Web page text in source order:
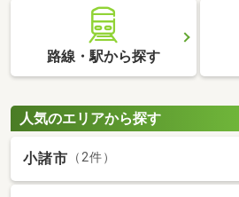
路線・駅から探す
人気のエリアから探す
小諸市 （2件）